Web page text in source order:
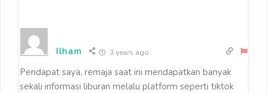
Ilham 3 years ago
Pendapat saya, remaja saat ini mendapatkan banyak
sekali informasi liburan melalu platform seperti tiktok